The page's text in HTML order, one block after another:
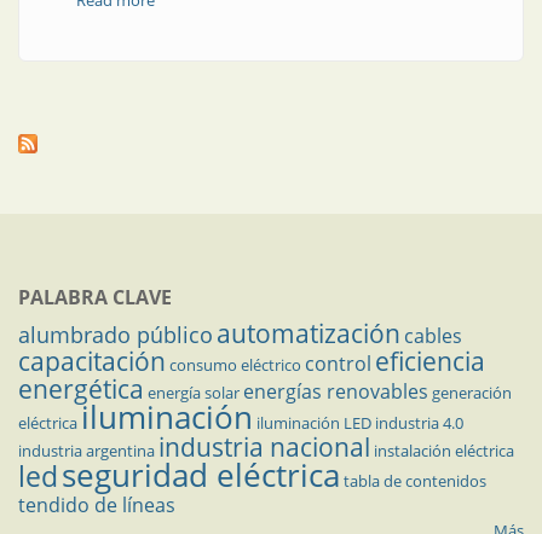
PALABRA CLAVE
alumbrado público automatización cables
capacitación consumo eléctrico control eficiencia
energética energía solar energías renovables generación
eléctricailuminación iluminación LED industria 4.0
industria argentina industria nacional instalación eléctrica
ledseguridad eléctrica tabla de contenidos
tendido de líneas